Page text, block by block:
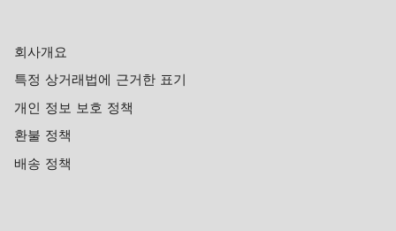
회사개요
특정 상거래법에 근거한 표기
개인 정보 보호 정책
환불 정책
배송 정책